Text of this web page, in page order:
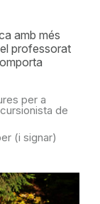
amb més
professorat
per a
de
(i signar)